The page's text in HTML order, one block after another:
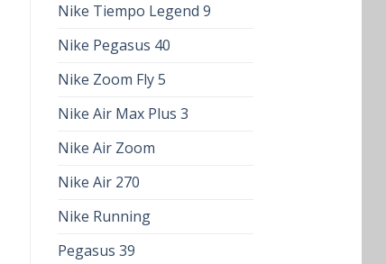
Nike Tiempo Legend 9
Nike Pegasus 40
Nike Zoom Fly 5
Nike Air Max Plus 3
Nike Air Zoom
Nike Air 270
Nike Running
Pegasus 39